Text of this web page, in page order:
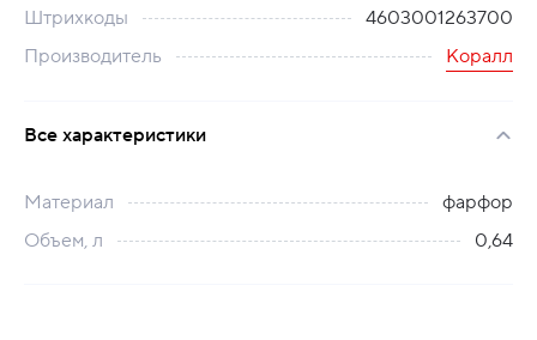
Штрихкоды
4603001263700
Производитель
Коралл
Все характеристики
Материал
фарфор
Объем, л
0,64